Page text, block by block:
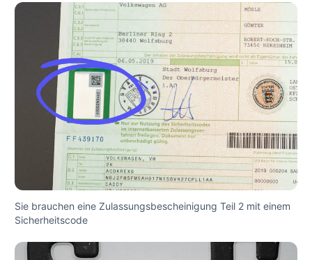
Sie brauchen eine Zulassungsbescheinigung Teil 2 mit einem
Sicherheitscode